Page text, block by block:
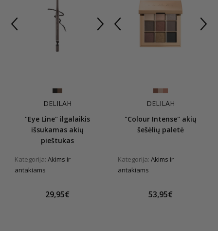
DELILAH
"Eye Line" ilgalaikis
išsukamas akių
pieštukas
Kategorija: Akims ir
antakiams
29,95€
DELILAH
"Colour Intense" akių
šešėlių paletė
Kategorija: Akims ir
antakiams
53,95€